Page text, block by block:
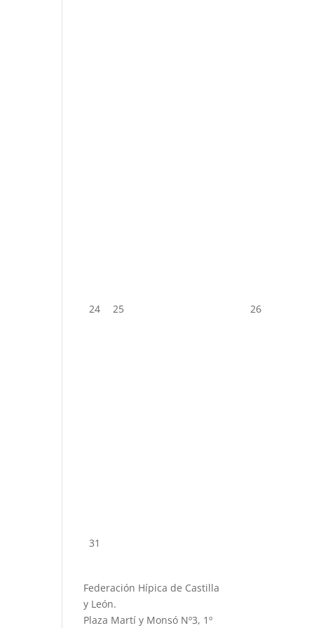
24 25 26
31
Federación Hípica de Castilla
y León.
Plaza Martí y Monsó Nº3, 1º